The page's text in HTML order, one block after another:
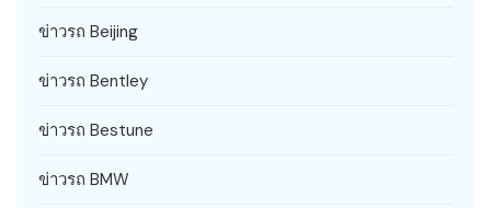
ข่าวรถ Beijing
ข่าวรถ Bentley
ข่าวรถ Bestune
ข่าวรถ BMW